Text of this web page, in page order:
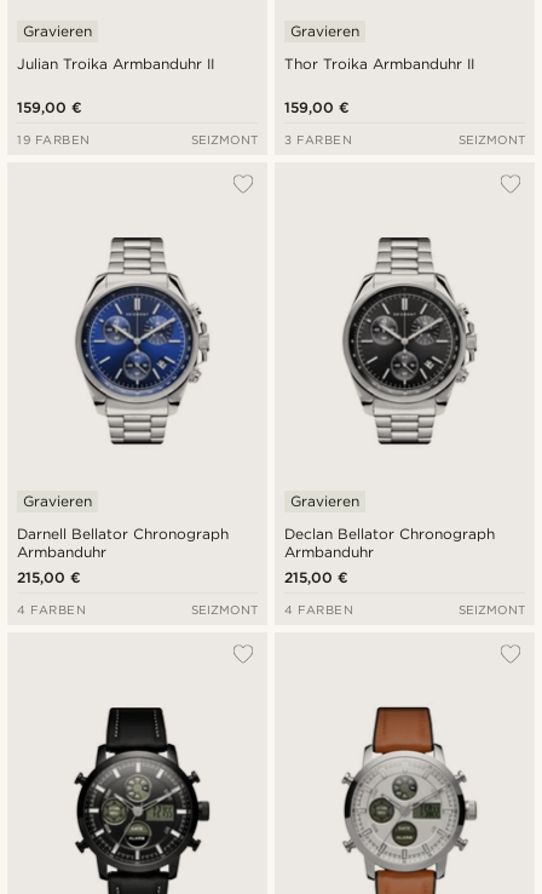
Julian Troika Armbanduhr II
Gravieren
159,00 €
19 FARBEN SEIZMONT
Thor Troika Armbanduhr II
Gravieren
159,00 €
3 FARBEN SEIZMONT
Darnell Bellator Chronograph
Armbanduhr
Gravieren
215,00 €
4 FARBEN SEIZMONT
Declan Bellator Chronograph
Armbanduhr
Gravieren
215,00 €
4 FARBEN SEIZMONT